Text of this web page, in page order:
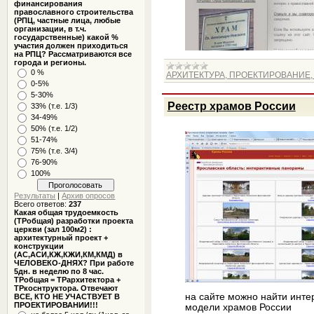
финансирования
православного строительства
(РПЦ, частные лица, любые
организации, в т.ч.
государственные) какой %
участия должен приходиться
на РПЦ? Рассматриваются все
города и регионы.
0 %
0-5%
5-30%
33% (т.е. 1/3)
34-49%
50% (т.е. 1/2)
51-74%
75% (т.е. 3/4)
76-90%
100%
Результаты |Архив опросов
Всего ответов:237
Какая общая трудоемкость
(ТРобщая) разработки проекта
церкви (зал 100м2) :
архитектурный проект +
конструкции
(АС,АСИ,КЖ,КЖИ,КМ,КМД) в
ЧЕЛОВЕКО-ДНЯХ? При работе
5дн. в неделю по 8 час.
ТРобщая = ТРархитектора +
ТРкоснтруктора. Отвечают
ВСЕ, КТО НЕ УЧАСТВУЕТ В
ПРОЕКТИРОВАНИИ!!!
АРХИТЕКТУРА,
Реестр храмов России
на сайте можно найти
модели храмов России